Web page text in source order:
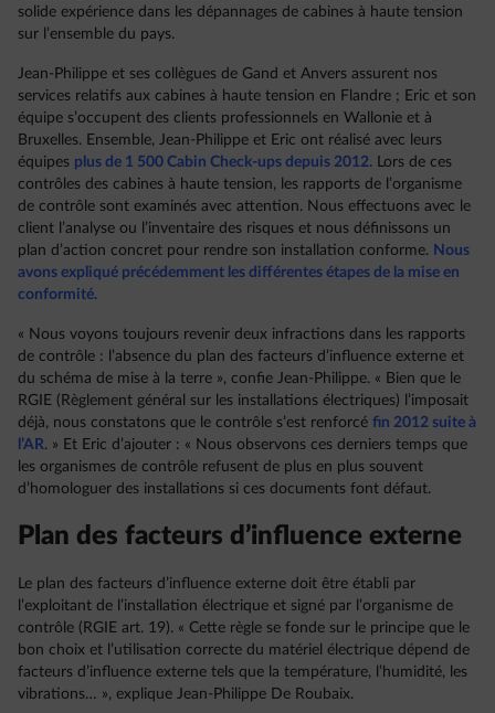
solide expérience dans les dépannages de cabines à haute tension
sur l’ensemble du pays.
Jean-Philippe et ses collègues de Gand et Anvers assurent nos
services relatifs aux cabines à haute tension en Flandre ; Eric et son
équipe s’occupent des clients professionnels en Wallonie et à
Bruxelles. Ensemble, Jean-Philippe et Eric ont réalisé avec leurs
équipes plus de 1 500 Cabin Check-ups depuis 2012. Lors de ces
contrôles des cabines à haute tension, les rapports de l’organisme
de contrôle sont examinés avec attention. Nous effectuons avec le
client l’analyse ou l’inventaire des risques et nous définissons un
plan d’action concret pour rendre son installation conforme. Nous
avons expliqué précédemment les différentes étapes de la mise en
conformité.
« Nous voyons toujours revenir deux infractions dans les rapports
de contrôle : l’absence du plan des facteurs d’influence externe et
du schéma de mise à la terre », confie Jean-Philippe. « Bien que le
RGIE (Règlement général sur les installations électriques) l’imposait
déjà, nous constatons que le contrôle s’est renforcé fin 2012 suite à
l’AR. » Et Eric d’ajouter : « Nous observons ces derniers temps que
les organismes de contrôle refusent de plus en plus souvent
d’homologuer des installations si ces documents font défaut.
Plan des facteurs d’influence externe
Le plan des facteurs d’influence externe doit être établi par
l’exploitant de l’installation électrique et signé par l’organisme de
contrôle (RGIE art. 19). « Cette règle se fonde sur le principe que le
bon choix et l’utilisation correcte du matériel électrique dépend de
facteurs d’influence externe tels que la température, l’humidité, les
vibrations… », explique Jean-Philippe De Roubaix.